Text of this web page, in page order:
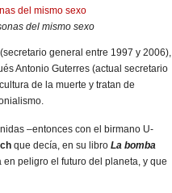
del mismo sexo
general entre 1997 y 2006),
Antonio Guterres (actual secretario
de la muerte y tratan de
–entonces con el birmano U-
que decía, en su libro La bomba
peligro el futuro del planeta, y que